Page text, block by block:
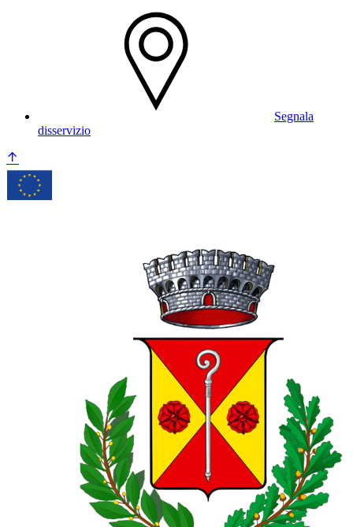
Segnala
disservizio